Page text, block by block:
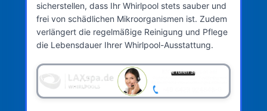
sicherstellen, dass Ihr Whirlpool stets sauber und
frei von schädlichen Mikroorganismen ist. Zudem
verlängert die regelmäßige Reinigung und Pflege
die Lebensdauer Ihrer Whirlpool-Ausstattung.